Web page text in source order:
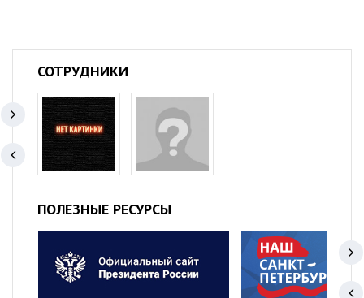
СОТРУДНИКИ
ПОЛЕЗНЫЕ РЕСУРСЫ